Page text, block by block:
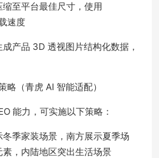
至平台最佳尺寸，使用
速度
产品 3D 透视图片结构化数据，
略（青虎 AI 智能适配）
能力，可实施以下策略：
季家装场景，南方展示夏季场
，内陆地区突出生活场景